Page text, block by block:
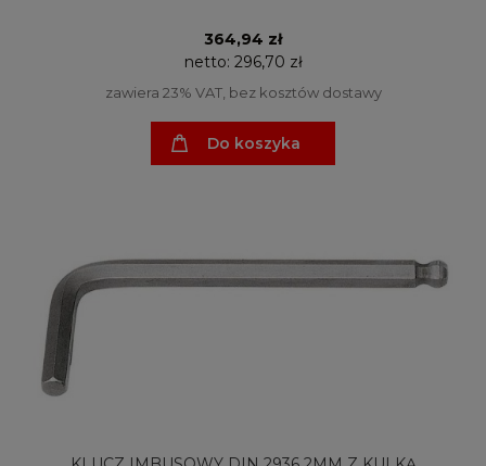
364,94 zł
netto: 296,70 zł
zawiera 23% VAT, bez kosztów dostawy
Do koszyka